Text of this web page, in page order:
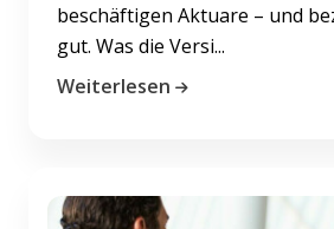
beschäftigen Aktuare – und
gut. Was die Versi...
Weiterlesen